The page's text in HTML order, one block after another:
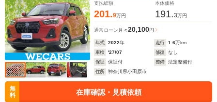
支払総額
201.9万円
本体価格
191.3万円
通常ローン 月々20,100円
年式 2022年 走行 1.6万km
車検
'27/07 修復
なし
保証
保証付 整備
法定整備付
住所
神奈川県小田原市
無
料
在庫確認・見積依頼